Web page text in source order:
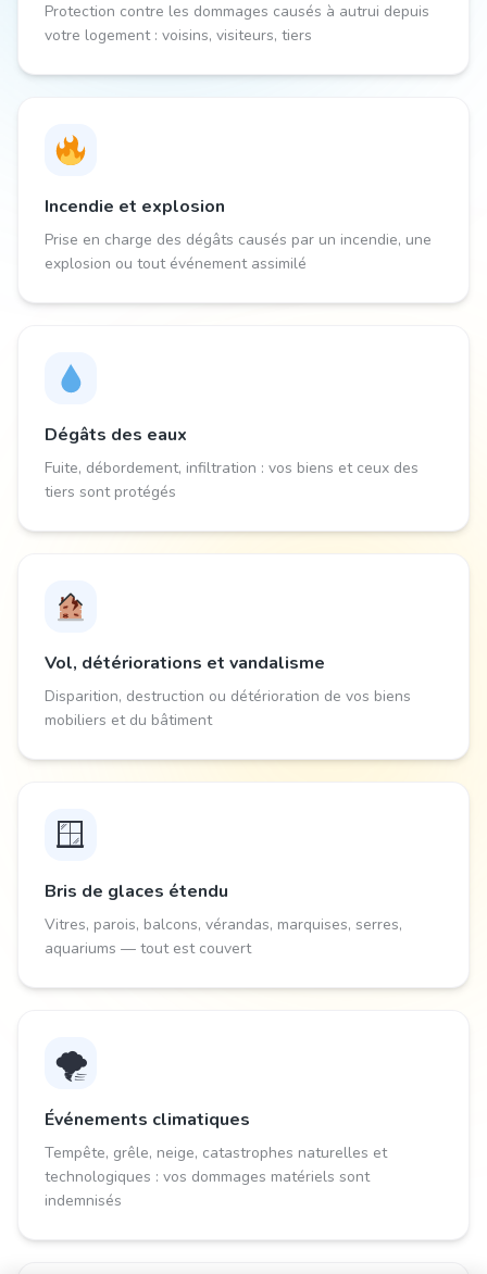
Protection contre les dommages causés à autrui depuis
votre logement : voisins, visiteurs, tiers
Incendie et explosion
Prise en charge des dégâts causés par un incendie, une
explosion ou tout événement assimilé
Dégâts des eaux
Fuite, débordement, infiltration : vos biens et ceux des
tiers sont protégés
Vol, détériorations et vandalisme
Disparition, destruction ou détérioration de vos biens
mobiliers et du bâtiment
🪟
Bris de glaces étendu
Vitres, parois, balcons, vérandas, marquises, serres,
aquariums — tout est couvert
🌪️
Événements climatiques
Tempête, grêle, neige, catastrophes naturelles et
technologiques : vos dommages matériels sont
indemnisés